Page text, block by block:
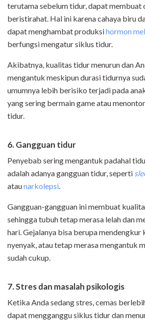
terutama sebelum tidur, dapat membuat
beristirahat. Hal ini karena cahaya biru
dapat menghambat produksihormon
berfungsi mengatur siklus tidur.
Akibatnya, kualitas tidur menurun dan
mengantuk meskipun durasi tidurnya
umumnya lebih berisiko terjadi pada
yang sering bermain game atau
tidur.
6. Gangguan tidur
Penyebab sering mengantuk padahal
adalah adanya gangguan tidur, seperti
ataunarkolepsi
Gangguan-gangguan ini membuat
sehingga tubuh tetap merasa lelah dan
hari. Gejalanya bisa berupa mendengkur
nyenyak, atau tetap merasa mengantuk
sudah cukup.
7. Stres dan masalah psikologis
Ketika Anda sedang stres, cemas
dapat mengganggu siklus tidur dan